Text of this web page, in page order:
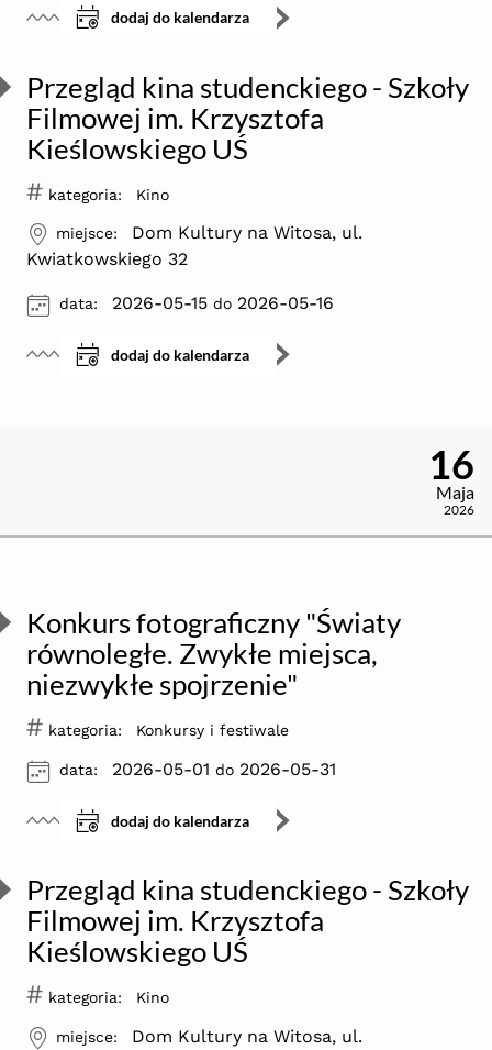
dodaj do kalendarza
Przegląd kina studenckiego - Szkoły
Filmowej im. Krzysztofa
Kieślowskiego UŚ
dodaj do kalendarza
# kategoria: Kino
ikona
miejsce:
Dom Kultury na Witosa, ul.
Kwiatkowskiego 32
ikona
data: 2026-05-15 do 2026-05-16
16
Maja
2026
Konkurs fotograficzny "Światy
równoległe. Zwykłe miejsca,
niezwykłe spojrzenie"
dodaj do kalendarza
# kategoria: Konkursy i festiwale
ikona
data: 2026-05-01 do 2026-05-31
Przegląd kina studenckiego - Szkoły
Filmowej im. Krzysztofa
Kieślowskiego UŚ
# kategoria: Kino
ikona
miejsce:
Dom Kultury na Witosa, ul.